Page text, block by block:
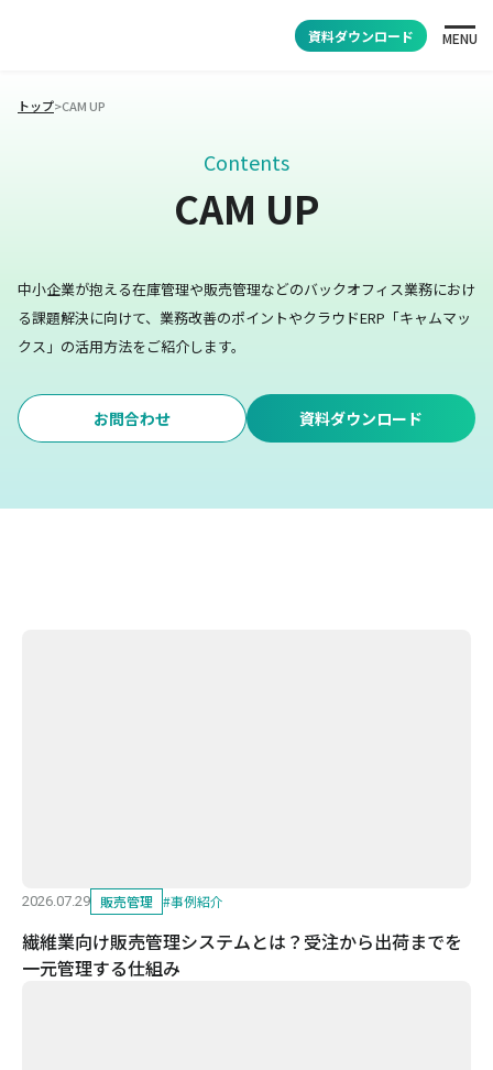
資料ダウンロード MENU
トップ>CAM UP
Contents
CAM UP
中小企業が抱える在庫管理や販売管理などのバックオフィス業務におけ
る課題解決に向けて、業務改善のポイントやクラウドERP「キャムマッ
クス」の活用方法をご紹介します。
お問合わせ 資料ダウンロード
2026.07.29 販売管理 #事例紹介
繊維業向け販売管理システムとは？受注から出荷までを
一元管理する仕組み